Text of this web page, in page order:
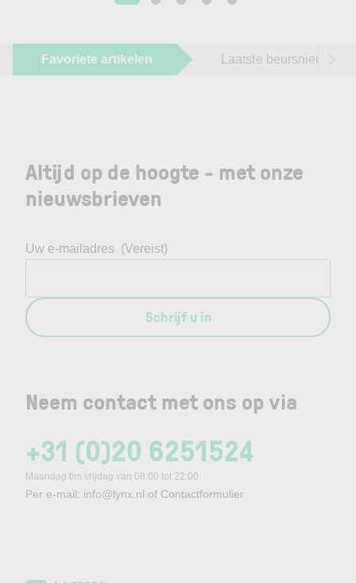
Favoriete artikelen Laatste beursnieuws
Neem contact met ons op via
+31 (0)20 6251524
Maandag t/m vrijdag van 08:00 tot 22:00
Per e-mail: info@lynx.nl of Contactformulier
Altijd op de hoogte - met onze
nieuwsbrieven
Uw e-mailadres (Vereist)
Schrijf u in